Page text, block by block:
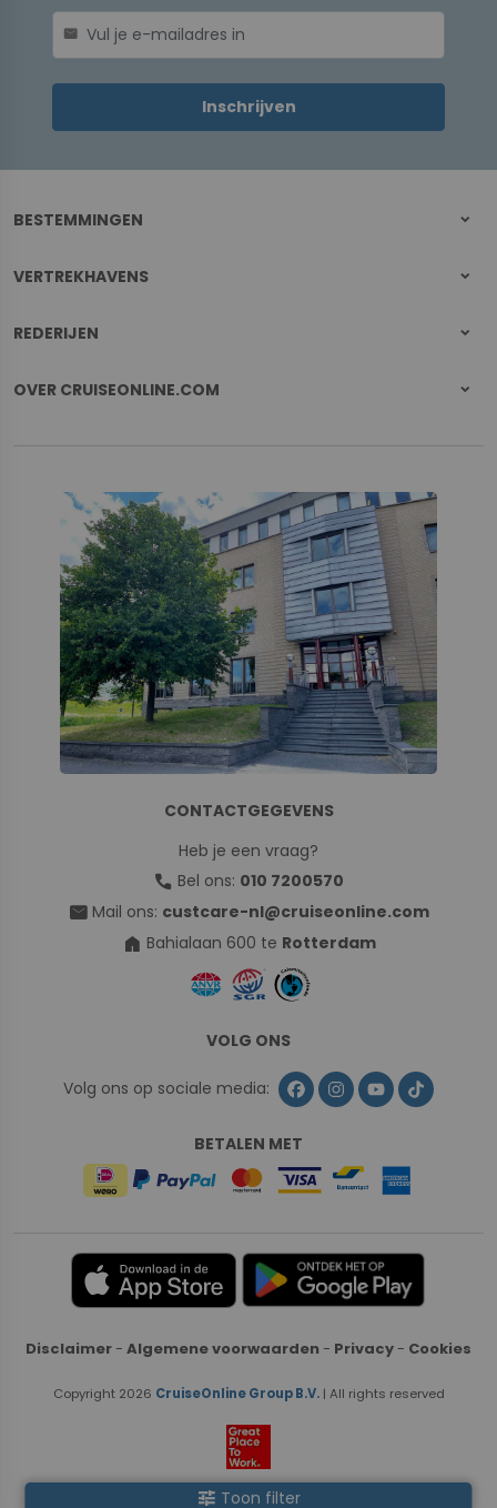
tune Toon filter
mail
Inschrijven
BESTEMMINGEN
VERTREKHAVENS
REDERIJEN
OVER CRUISEONLINE.COM
CONTACTGEGEVENS
Heb je een vraag?
call Bel ons: 010 7200570
mail Mail ons: custcare-nl@cruiseonline.com
home Bahialaan 600 te Rotterdam
VOLG ONS
Volg ons op sociale media:
BETALEN MET
Disclaimer - Algemene voorwaarden - Privacy - Cookies
Copyright 2026 CruiseOnline Group B.V.| All rights reserved